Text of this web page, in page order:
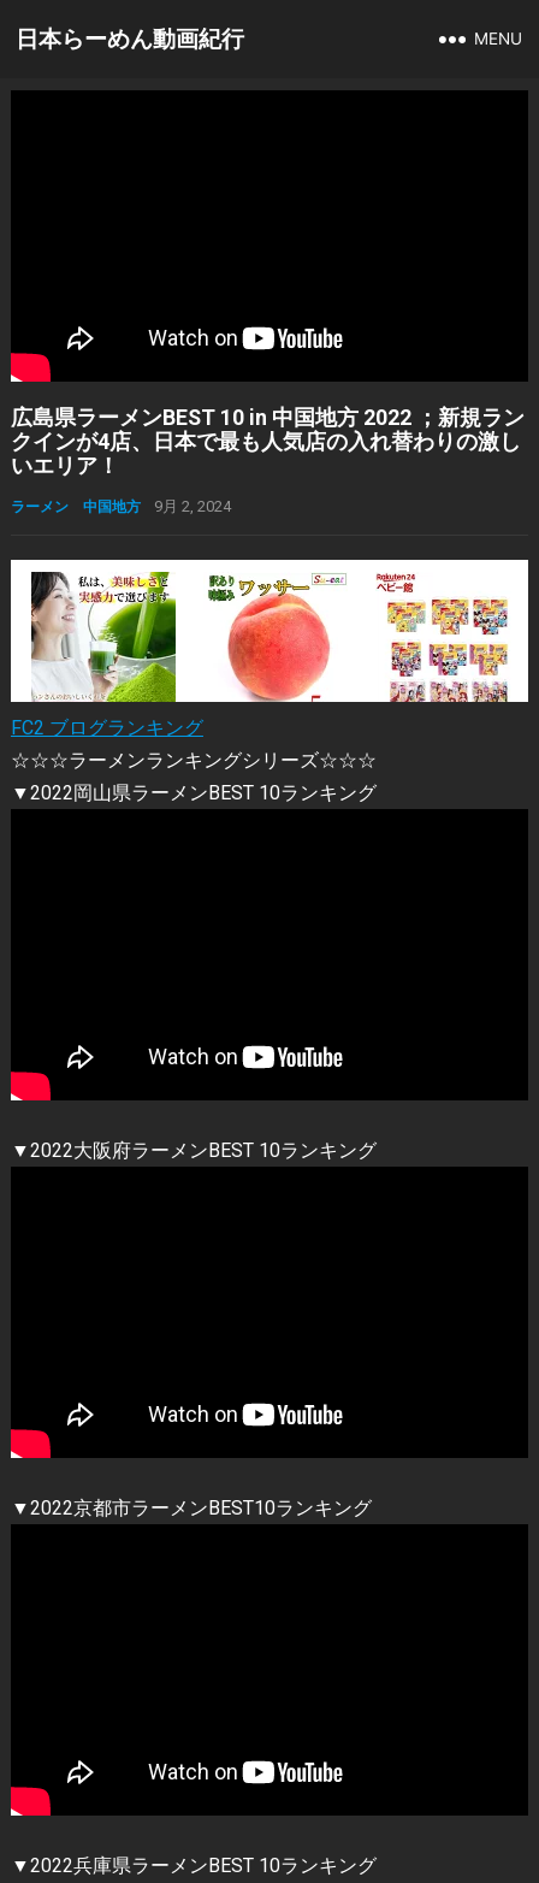
日本らーめん動画紀行 MENU
広島県ラーメンBEST 10 in 中国地方 2022 ；新規ラン
クインが4店、日本で最も人気店の入れ替わりの激し
いエリア！
ラーメン 中国地方 9月 2, 2024
FC2 ブログランキング
☆☆☆ラーメンランキングシリーズ☆☆☆
▼2022岡山県ラーメンBEST 10ランキング
▼2022大阪府ラーメンBEST 10ランキング
▼2022京都市ラーメンBEST10ランキング
▼2022兵庫県ラーメンBEST 10ランキング